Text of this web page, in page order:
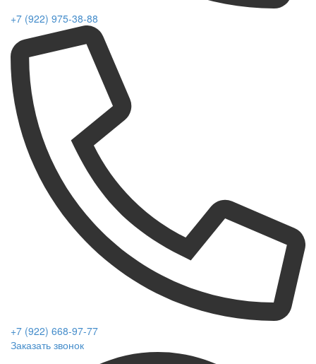
+7 (922) 975-38-88
+7 (922) 668-97-77
Заказать звонок